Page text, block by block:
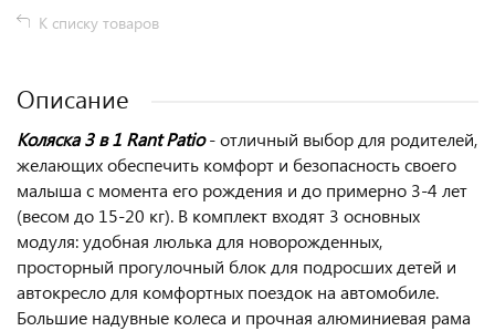
К списку товаров
Описание
Коляска 3 в 1 Rant Patio- отличный выбор для родителей,
желающих обеспечить комфорт и безопасность своего
малыша с момента его рождения и до примерно 3-4 лет
(весом до 15-20 кг). В комплект входят 3 основных
модуля: удобная люлька для новорожденных,
просторный прогулочный блок для подросших детей и
автокресло для комфортных поездок на автомобиле.
Большие надувные колеса и прочная алюминиевая рама